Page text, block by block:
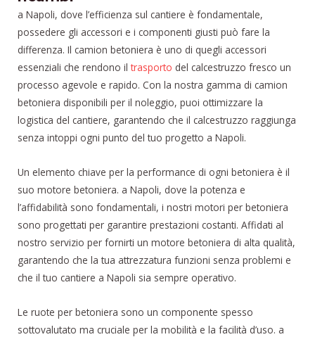
a Napoli, dove l’efficienza sul cantiere è fondamentale,
possedere gli accessori e i componenti giusti può fare la
differenza. Il camion betoniera è uno di quegli accessori
essenziali che rendono iltrasporto del calcestruzzo fresco un
processo agevole e rapido. Con la nostra gamma di camion
betoniera disponibili per il noleggio, puoi ottimizzare la
logistica del cantiere, garantendo che il calcestruzzo raggiunga
senza intoppi ogni punto del tuo progetto a Napoli.
Un elemento chiave per la performance di ogni betoniera è il
suo motore betoniera. a Napoli, dove la potenza e
l’affidabilità sono fondamentali, i nostri motori per betoniera
sono progettati per garantire prestazioni costanti. Affidati al
nostro servizio per fornirti un motore betoniera di alta qualità,
garantendo che la tua attrezzatura funzioni senza problemi e
che il tuo cantiere a Napoli sia sempre operativo.
Le ruote per betoniera sono un componente spesso
sottovalutato ma cruciale per la mobilità e la facilità d’uso. a